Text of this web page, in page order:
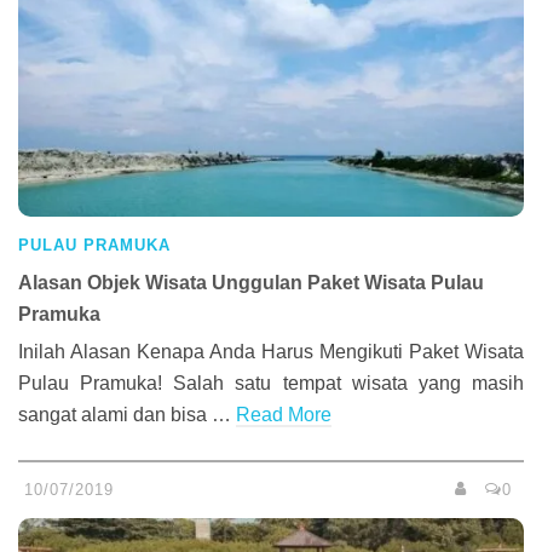
PULAU PRAMUKA
Alasan Objek Wisata Unggulan Paket Wisata Pulau
Pramuka
Inilah Alasan Kenapa Anda Harus Mengikuti Paket Wisata
Pulau Pramuka! Salah satu tempat wisata yang masih
sangat alami dan bisa … Read More
10/07/2019 0